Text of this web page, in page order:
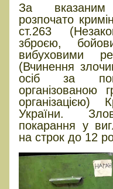
За
розпочато
ст.263
зброєю,
вибуховими
(Вчинення
осіб за
організованою
організацією)
України.
покарання у
на строк до 12